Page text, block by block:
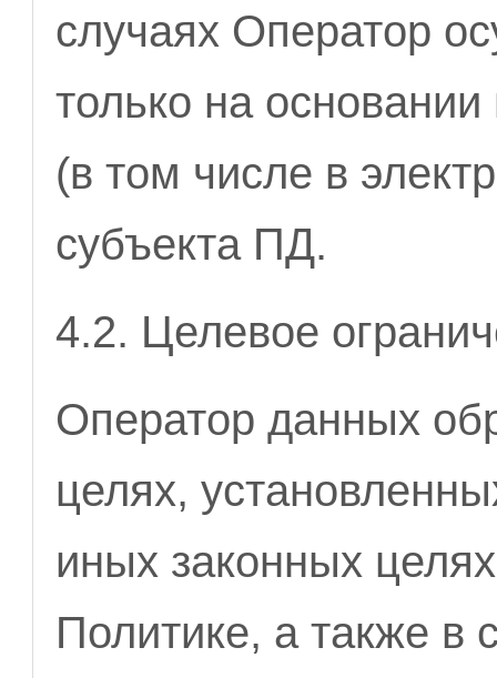
случаях Оператор
только на
(в том числе в
субъекта ПД.
4.2. Целевое
Оператор данных
целях,
иных законных
Политике, а также в